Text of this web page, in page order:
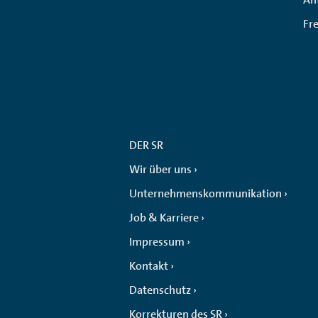
DER SR
Wir über uns
Unternehmenskommunikation
Job & Karriere
Impressum
Kontakt
Datenschutz
Korrekturen des SR